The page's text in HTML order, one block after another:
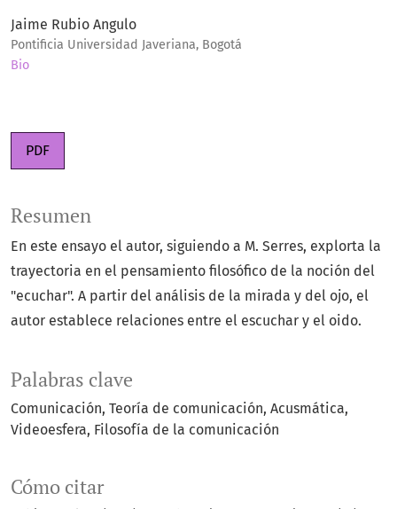
Jaime Rubio Angulo
Pontificia Universidad Javeriana, Bogotá
Bio
PDF
Palabras clave
Comunicación Teoría de comunicación Acusmática
Videoesfera Filosofía de la comunicación
Cómo citar
Resumen
En este ensayo el autor, siguiendo a M. Serres, explorta la
trayectoria en el pensamiento filosófico de la noción del
"ecuchar". A partir del análisis de la mirada y del ojo, el
autor establece relaciones entre el escuchar y el oido.